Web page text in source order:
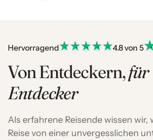
Hervorragend 4.8 von 5
Von Entdeckern,für
Entdecker
Als erfahrene Reisende wissen wir,
Reise von einer unvergesslichen